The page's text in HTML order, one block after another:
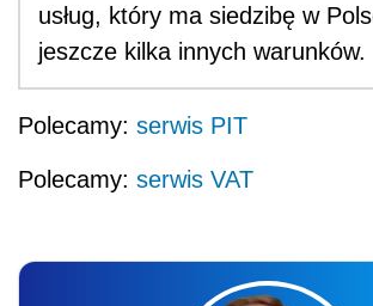
usług, który ma siedzibę w
jeszcze kilka innych warunków.
Polecamy: serwis PIT
Polecamy: serwis VAT